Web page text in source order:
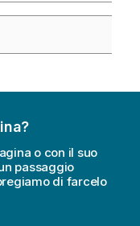
o con il suo
passaggio
di farcelo